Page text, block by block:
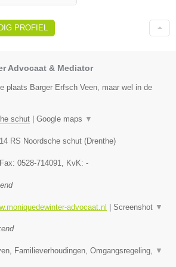
PROFIEL
Advocaat & Mediator
plaats Barger Erfsch Veen, maar wel in de
schut Google maps ▼
RS Noordsche schut (Drenthe)
0528-714091, KvK: -
advocaat.nl Screenshot ▼
Familieverhoudingen, Omgangsregeling, ▼